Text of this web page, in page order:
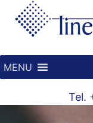
MENU
Tel.